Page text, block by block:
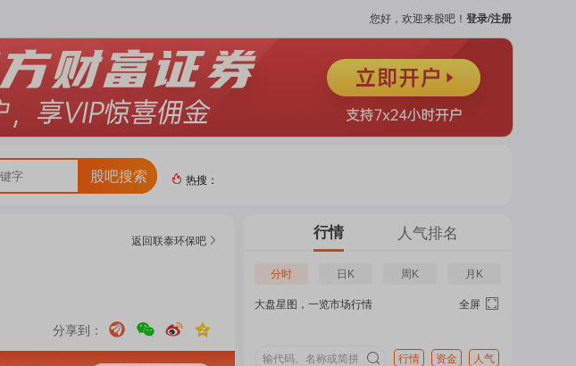
您好，欢迎来股吧！ 登录/注册
股吧搜索
热门
吧
热搜：
返回联泰环保吧
分享到：
行情 人气排名
分时 日K 周K 月K
大盘星图，一览市场行情 全屏
行情 资金 人气